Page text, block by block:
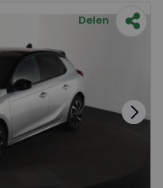
Delen